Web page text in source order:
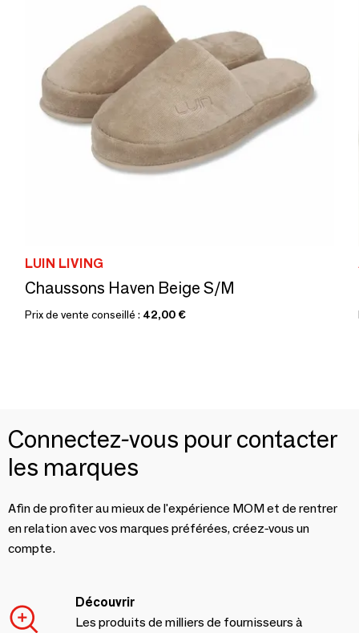
LUIN LIVING
Chaussons Haven Beige S/M
Prix de vente conseillé : 42,00 €
Connectez-vous pour contacter
les marques
Afin de profiter au mieux de l'expérience MOM et de rentrer
en relation avec vos marques préférées, créez-vous un
compte.
Découvrir
Les produits de milliers de fournisseurs à